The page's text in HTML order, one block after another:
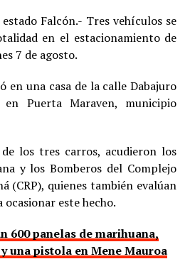
Falcón.- Tres vehículos se
en el estacionamiento de
7 de agosto.
en una casa de la calle Dabajuro
Puerta Maraven, municipio
los tres carros, acudieron los
y los Bomberos del Complejo
(CRP), quienes también evalúan
este hecho.
600 panelas de marihuana,
una pistola en Mene Mauroa